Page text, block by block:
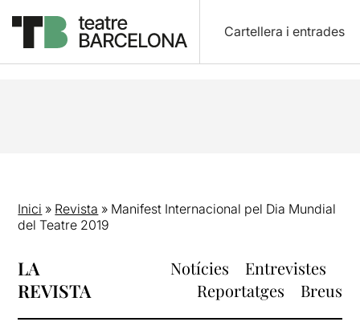
Cartellera i entrades
Inici » Revista » Manifest Internacional pel Dia Mundial
del Teatre 2019
LA
REVISTA
Notícies
Entrevistes
Reportatges
Breus